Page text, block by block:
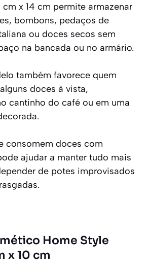
cm x 14 cm permite armazenar
bombons, pedaços de
ou doces secos sem
na bancada ou no armário.
também favorece quem
doces à vista,
cantinho do café ou em uma
consomem doces com
ajudar a manter tudo mais
de potes improvisados
Home Style
x 10 cm